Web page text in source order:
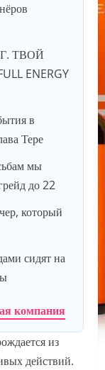
ТВОЙ
ENERGY
в
Тере
мы
до 22
который
сидят на
компания
из
действий.